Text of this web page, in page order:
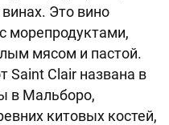
Это вино
морепродуктами,
мясом и пастой.
Saint Clair названа в
в Мальборо,
китовых костей,